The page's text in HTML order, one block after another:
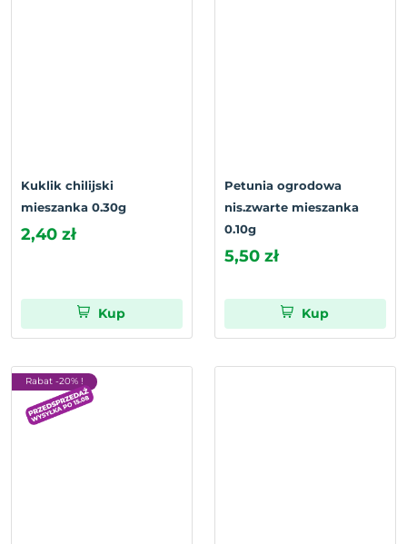
Kuklik chilijski
mieszanka 0.30g
2,40 zł
Kup
Petunia ogrodowa
nis.zwarte mieszanka
0.10g
5,50 zł
Kup
Rabat -20% !